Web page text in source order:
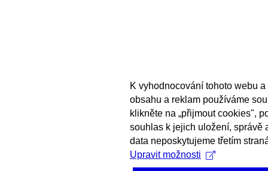
K vyhodnocování tohoto webu
obsahu a reklam používáme
klikněte na „přijmout cookies",
souhlas k jejich uložení, správě
data neposkytujeme třetím
Upravit možnosti